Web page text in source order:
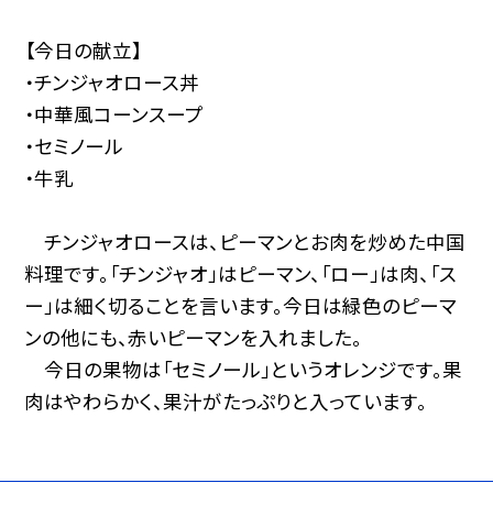
【今日の献立】
・チンジャオロース丼
・中華風コーンスープ
・セミノール
・牛乳
チンジャオロースは、ピーマンとお肉を炒めた中国
料理です。「チンジャオ」はピーマン、「ロー」は肉、「ス
ー」は細く切ることを言います。今日は緑色のピーマ
ンの他にも、赤いピーマンを入れました。
今日の果物は「セミノール」というオレンジです。果
肉はやわらかく、果汁がたっぷりと入っています。